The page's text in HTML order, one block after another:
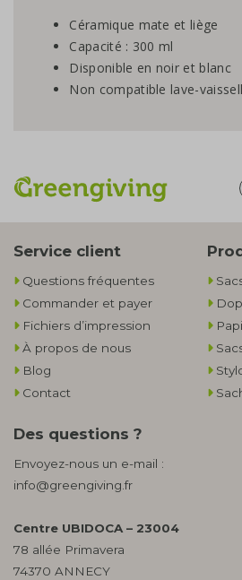
Céramique mate et liège
Capacité : 300 ml
Disponible en noir et blanc
Non compatible lave-
Service client
Questions fréquentes
Commander et payer
Fichiers d’impression
À propos de nous
Blog
Contact
Des questions ?
Envoyez-nous un e-mail :
info@greengiving.fr
Centre UBIDOCA – 23004
78 allée Primavera
74370 ANNECY